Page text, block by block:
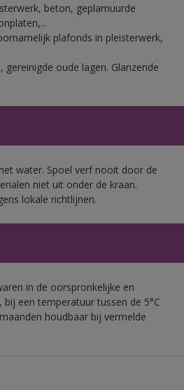
beton, geplamuurde
plafonds in pleisterwerk,
oude lagen. Glanzende
water. Spoel verf nooit door de
niet uit onder de kraan.
lokale richtlijnen.
in de oorspronkelijke en
bij een temperatuur tussen de 5°C
houdbaar bij vermelde